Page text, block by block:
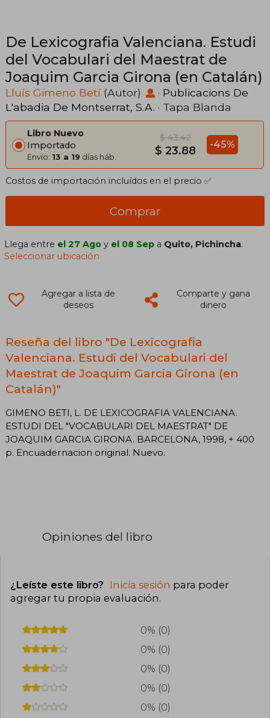
De Lexicografia Valenciana. Estudi
del Vocabulari del Maestrat de
Joaquim Garcia Girona (en Catalán)
Lluís Gimeno Betí (Autor) · Publicacions De
L'abadia De Montserrat, S.A. · Tapa Blanda
Libro Nuevo
Importado
Envío: 13 a 19 días háb.
$ 43.42
$ 23.88 -45%
Costos de importación incluídos en el precio ✅
Comprar
Llega entre el 27 Ago y el 08 Sep a Quito, Pichincha.
Seleccionar ubicación
Agregar a lista de
deseos
Comparte y gana
dinero
Reseña del libro "De Lexicografia
Valenciana. Estudi del Vocabulari del
Maestrat de Joaquim Garcia Girona (en
Catalán)"
GIMENO BETI, L. DE LEXICOGRAFIA VALENCIANA.
ESTUDI DEL "VOCABULARI DEL MAESTRAT" DE
JOAQUIM GARCIA GIRONA. BARCELONA, 1998, + 400
p. Encuadernacion original. Nuevo.
Opiniones del libro
¿Leíste este libro? Inicia sesión para poder
agregar tu propia evaluación.
0% (0)
0% (0)
0% (0)
0% (0)
0% (0)